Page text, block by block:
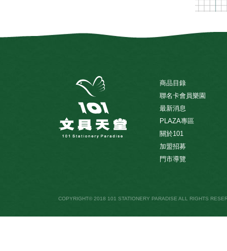
商品目錄
聯名卡會員樂園
最新消息
PLAZA專區
關於101
加盟招募
門市導覽
COPYRIGHT© 2018 101 STATIONERY PARADISE ALL RIGHTS